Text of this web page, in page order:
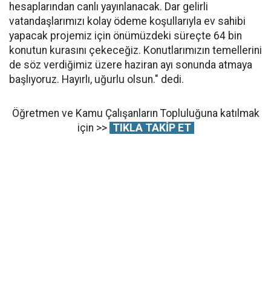
hesaplarından canlı yayınlanacak. Dar gelirli
vatandaşlarımızı kolay ödeme koşullarıyla ev sahibi
yapacak projemiz için önümüzdeki süreçte 64 bin
konutun kurasını çekeceğiz. Konutlarımızın temellerini
de söz verdiğimiz üzere haziran ayı sonunda atmaya
başlıyoruz. Hayırlı, uğurlu olsun." dedi.
Öğretmen ve Kamu Çalışanların Topluluğuna katılmak
için >> TIKLA TAKİP ET